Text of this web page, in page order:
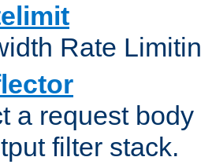
Rate
a request
filter stack.